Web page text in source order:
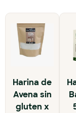
Harina de
Avena sin
gluten x